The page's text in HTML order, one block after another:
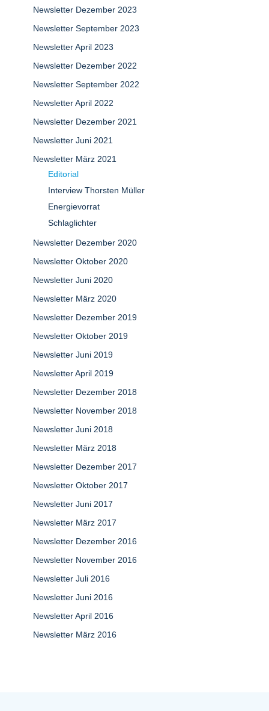
Newsletter Dezember 2023
Newsletter September 2023
Newsletter April 2023
Newsletter Dezember 2022
Newsletter September 2022
Newsletter April 2022
Newsletter Dezember 2021
Newsletter Juni 2021
Newsletter März 2021
Editorial
Interview Thorsten Müller
Energievorrat
Schlaglichter
Newsletter Dezember 2020
Newsletter Oktober 2020
Newsletter Juni 2020
Newsletter März 2020
Newsletter Dezember 2019
Newsletter Oktober 2019
Newsletter Juni 2019
Newsletter April 2019
Newsletter Dezember 2018
Newsletter November 2018
Newsletter Juni 2018
Newsletter März 2018
Newsletter Dezember 2017
Newsletter Oktober 2017
Newsletter Juni 2017
Newsletter März 2017
Newsletter Dezember 2016
Newsletter November 2016
Newsletter Juli 2016
Newsletter Juni 2016
Newsletter April 2016
Newsletter März 2016